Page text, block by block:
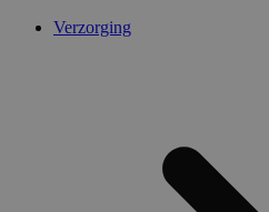
Verzorging